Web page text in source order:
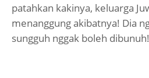
patahkan kakinya, keluarga
menanggung akibatnya! Dia
sungguh nggak boleh